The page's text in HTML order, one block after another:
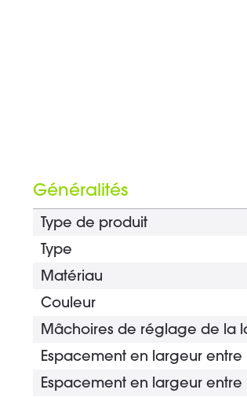
Généralités
Type de produit
Type
Matériau
Couleur
Mâchoires de réglage de la
Espacement en largeur
Espacement en largeur